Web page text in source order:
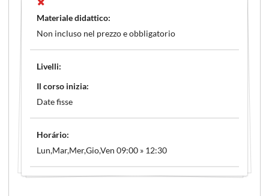
Materiale didattico:
Non incluso nel prezzo e obbligatorio
Livelli:
Il corso inizia:
Date fisse
Horário:
Lun,Mar,Mer,Gio,Ven 09:00 » 12:30